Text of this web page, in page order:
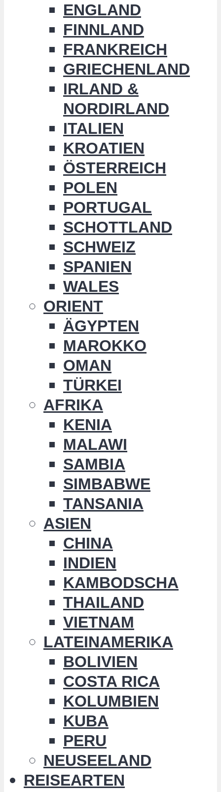
ENGLAND
FINNLAND
FRANKREICH
GRIECHENLAND
IRLAND &
NORDIRLAND
ITALIEN
KROATIEN
ÖSTERREICH
POLEN
PORTUGAL
SCHOTTLAND
SCHWEIZ
SPANIEN
WALES
ORIENT
ÄGYPTEN
MAROKKO
OMAN
TÜRKEI
AFRIKA
KENIA
MALAWI
SAMBIA
SIMBABWE
TANSANIA
ASIEN
CHINA
INDIEN
KAMBODSCHA
THAILAND
VIETNAM
LATEINAMERIKA
BOLIVIEN
COSTA RICA
KOLUMBIEN
KUBA
PERU
NEUSEELAND
REISEARTEN